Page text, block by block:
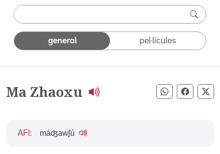
general pel·lícules
Ma Zhaoxu Compartir
AFI : máʤawʃú